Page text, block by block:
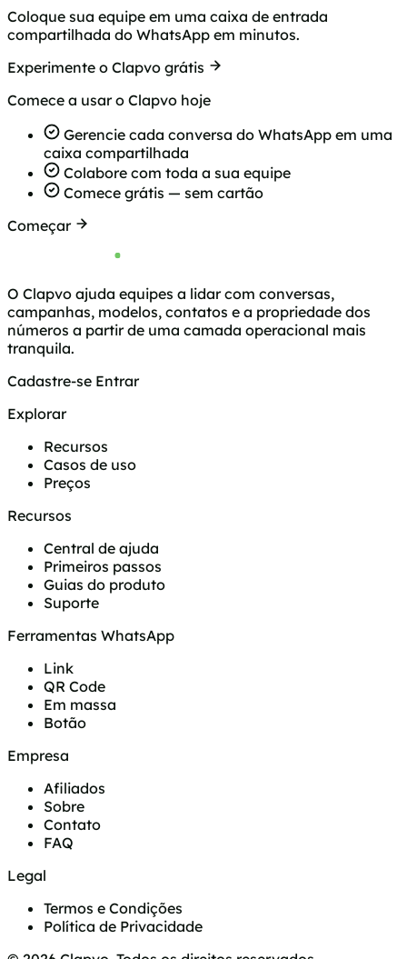
Coloque sua equipe em uma caixa de entrada
compartilhada do WhatsApp em minutos.
Experimente o Clapvo grátis
Comece a usar o Clapvo hoje
Gerencie cada conversa do WhatsApp em uma
caixa compartilhada
Colabore com toda a sua equipe
Comece grátis — sem cartão
Começar
O Clapvo ajuda equipes a lidar com conversas,
campanhas, modelos, contatos e a propriedade dos
números a partir de uma camada operacional mais
tranquila.
Cadastre-se Entrar
Explorar
Recursos
Casos de uso
Preços
Recursos
Central de ajuda
Primeiros passos
Guias do produto
Suporte
Ferramentas WhatsApp
Link
QR Code
Em massa
Botão
Empresa
Afiliados
Sobre
Contato
FAQ
Legal
Termos e Condições
Política de Privacidade